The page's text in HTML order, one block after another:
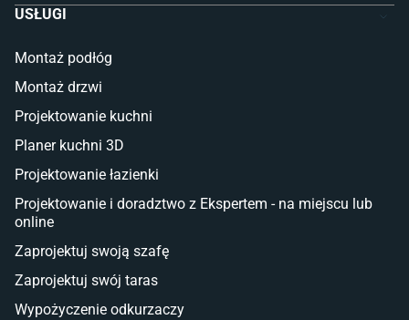
Łóżka dla dziecka (młodzieżowe)
Taras i balkon
Deski tarasowe kompozytowe
Sztuczna trawa miękka
Koce i pledy
Płytki na balkon
Lampy stojące LED
Płytki
Płytki betonowe
Płytki Cersanit
Płytki wielkoformatowe
USŁUGI
Montaż podłóg
Montaż drzwi
Projektowanie kuchni
Planer kuchni 3D
Projektowanie łazienki
Projektowanie i doradztwo z Ekspertem - na miejscu lub
online
Zaprojektuj swoją szafę
Zaprojektuj swój taras
Wypożyczenie odkurzaczy